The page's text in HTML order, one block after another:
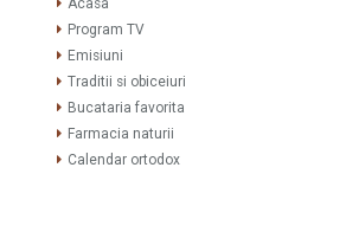
Program TV
Emisiuni
Traditii si obiceiuri
Bucataria favorita
Farmacia naturii
Calendar ortodox